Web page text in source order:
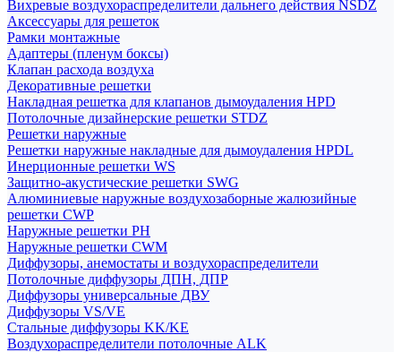
Вихревые воздухораспределители дальнего действия NSDZ
Аксессуары для решеток
Рамки монтажные
Адаптеры (пленум боксы)
Клапан расхода воздуха
Декоративные решетки
Накладная решетка для клапанов дымоудаления HPD
Потолочные дизайнерские решетки STDZ
Решетки наружные
Решетки наружные накладные для дымоудаления HPDL
Инерционные решетки WS
Защитно-акустические решетки SWG
Алюминиевые наружные воздухозаборные жалюзийные
решетки CWP
Наружные решетки РН
Наружные решетки CWM
Диффузоры, анемостаты и воздухораспределители
Потолочные диффузоры ДПН, ДПР
Диффузоры универсальные ДВУ
Диффузоры VS/VE
Стальные диффузоры KK/KE
Воздухораспределители потолочные ALK